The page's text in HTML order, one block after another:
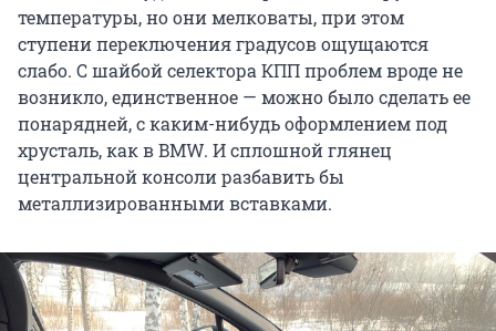
температуры, но они мелковаты, при этом
ступени переключения градусов ощущаются
слабо. С шайбой селектора КПП проблем вроде не
возникло, единственное — можно было сделать ее
понарядней, с каким-нибудь оформлением под
хрусталь, как в BMW. И сплошной глянец
центральной консоли разбавить бы
металлизированными вставками.